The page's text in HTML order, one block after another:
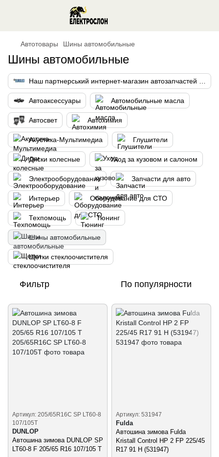
Автотовары Шины автомобильные
Шины автомобильные
Автоаксессуары Автомобильные масла
Автосвет Автохимия
Акустика-Мультимедиа Глушители
Диски колесные Уход за кузовом и салоном
Электрооборудование Запчасти для авто
Интерьер Оборудование для СТО
Техпомощь Тюнинг
Шины автомобильные
Щетки стеклоочистителя
Фильтр По популярности
Артикул: 205/65R16C SP LT60-8
107/105T
DUNLOP
Автошина зимова DUNLOP SP
LT60-8 F 205/65 R16 107/105 T
Артикул: 531947
Fulda
Автошина зимова Fulda
Kristall Control HP 2 FP 225/45
R17 91 H (531947)